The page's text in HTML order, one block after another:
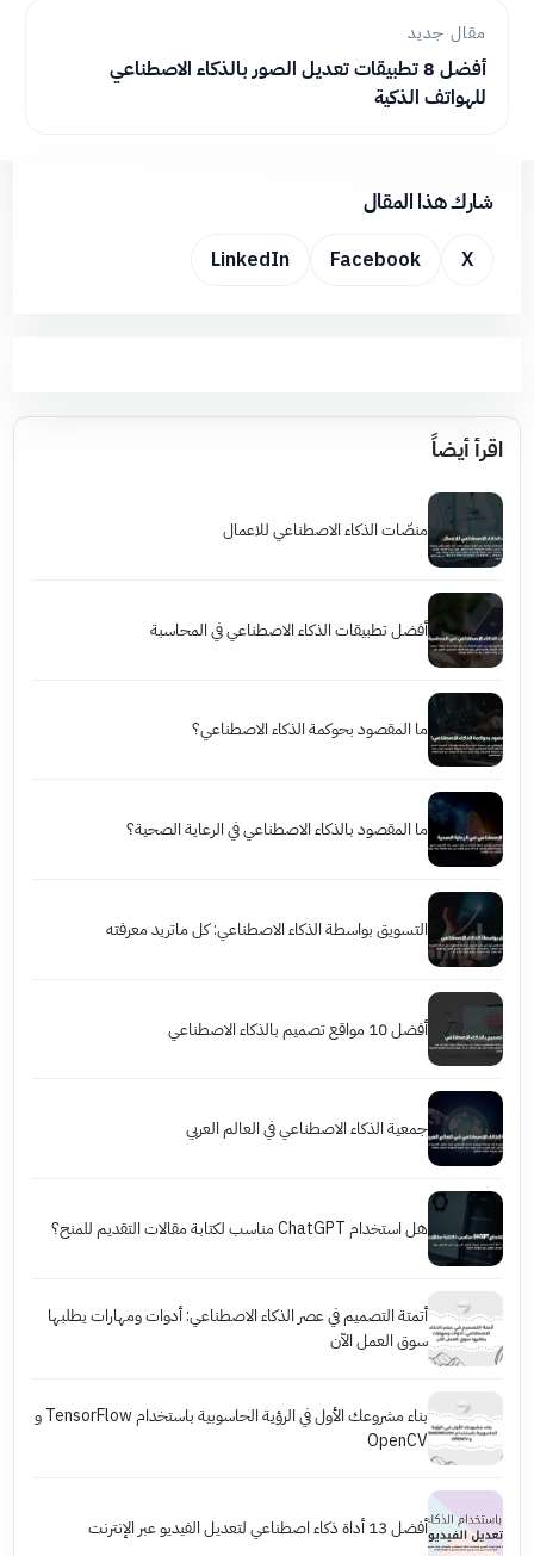
مقال جديد
أفضل 8 تطبيقات تعديل الصور بالذكاء الاصطناعي
للهواتف الذكية
شارك هذا المقال
X
Facebook
LinkedIn
اقرأ أيضاً
منصّات الذكاء الاصطناعي للاعمال
أفضل تطبيقات الذكاء الاصطناعي في المحاسبة
ما المقصود بحوكمة الذكاء الاصطناعي؟
ما المقصود بالذكاء الاصطناعي في الرعاية الصحية؟
التسويق بواسطة الذكاء الاصطناعي: كل ماتريد معرفته
أفضل 10 مواقع تصميم بالذكاء الاصطناعي
جمعية الذكاء الاصطناعي في العالم العربي
هل استخدام ChatGPT مناسب لكتابة مقالات التقديم للمنح؟
أتمتة التصميم في عصر الذكاء الاصطناعي: أدوات ومهارات يطلبها
سوق العمل الآن
بناء مشروعك الأول في الرؤية الحاسوبية باستخدام TensorFlow و
OpenCV
أفضل 13 أداة ذكاء اصطناعي لتعديل الفيديو عبر الإنترنت